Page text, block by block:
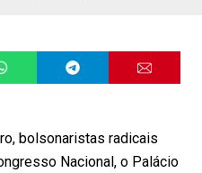
bolsonaristas radicais
Nacional, o Palácio